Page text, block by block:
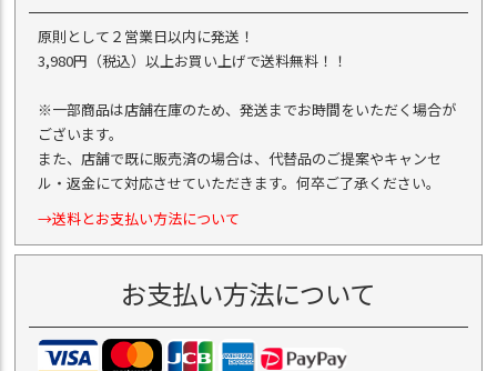
原則として２営業日以内に発送！
3,980円（税込）以上お買い上げで送料無料！！
※一部商品は店舗在庫のため、発送までお時間をいただく場合が
ございます。
また、店舗で既に販売済の場合は、代替品のご提案やキャンセ
ル・返金にて対応させていただきます。何卒ご了承ください。
→送料とお支払い方法について
お支払い方法について